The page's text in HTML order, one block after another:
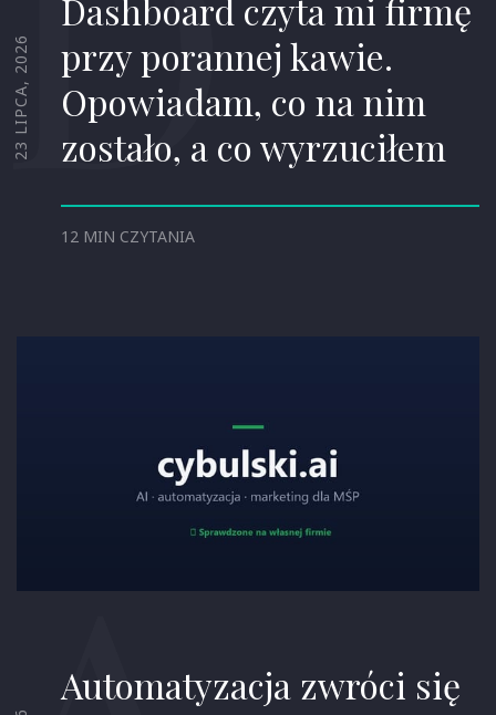
23 LIPCA, 2026
Dashboard czyta mi firmę
przy porannej kawie.
Opowiadam, co na nim
zostało, a co wyrzuciłem
12 MIN CZYTANIA
Automatyzacja zwróci się